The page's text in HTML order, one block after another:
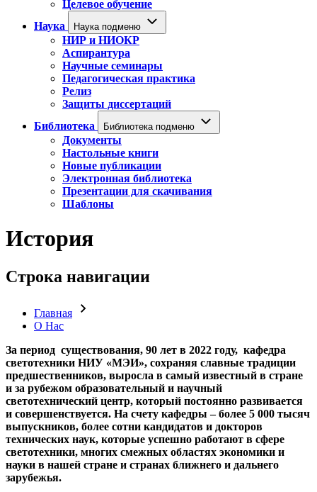
Целевое обучение
Наука
Наука подменю
НИР и НИОКР
Аспирантура
Научные семинары
Педагогическая практика
Релиз
Защиты диссертаций
Библиотека
Библиотека подменю
Документы
Настольные книги
Новые публикации
Электронная библиотека
Презентации для скачивания
Шаблоны
История
Строка навигации
Главная
О Нас
За период существования, 90 лет в 2022 году, кафедра
светотехники НИУ «МЭИ», сохраняя славные традиции
предшественников, выросла в самый известный в стране
и за рубежом образовательный и научный
светотехнический центр, который постоянно развивается
и совершенствуется. На счету кафедры – более 5 000 тысяч
выпускников, более сотни кандидатов и докторов
технических наук, которые успешно работают в сфере
светотехники, многих смежных областях экономики и
науки в нашей стране и странах ближнего и дальнего
зарубежья.